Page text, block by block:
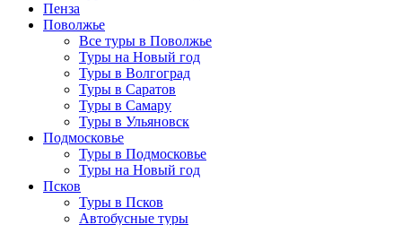
Пенза
Поволжье
Все туры в Поволжье
Туры на Новый год
Туры в Волгоград
Туры в Саратов
Туры в Самару
Туры в Ульяновск
Подмосковье
Туры в Подмосковье
Туры на Новый год
Псков
Туры в Псков
Автобусные туры